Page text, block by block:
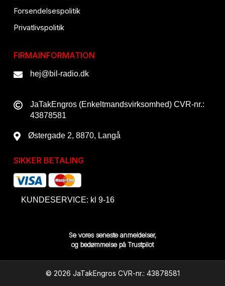
Forsendelsespolitik
Privatlivspolitik
FIRMAINFORMATION
hej@bil-radio.dk
JaTakEngros (Enkeltmandsvirksomhed) CVR-nr.:
43878581
Østergade 2, 8870, Langå
SIKKER BETALING
KUNDESERVICE: kl 9-16
Se vores seneste anmeldelser,
og bedømmelse på Trustpilot
© 2026 JaTakEngros CVR-nr.: 43878581